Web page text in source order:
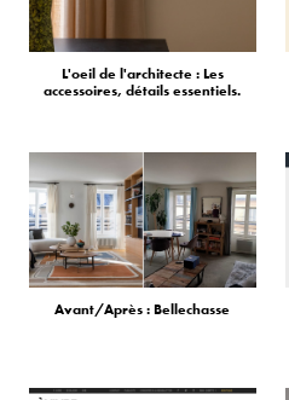
L'oeil de l'architecte : Les
accessoires, détails essentiels.
Avant/Après : Bellechasse